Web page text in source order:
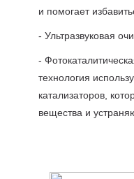
и помогает
- Ультразвуковая
-
технология
катализаторов,
вещества и